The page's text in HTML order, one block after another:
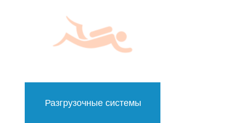
Разгрузочные системы